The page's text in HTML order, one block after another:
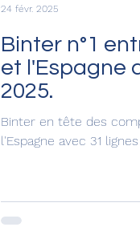
Binter n°1
et l'Espagne
2025.
Binter en tête des
l'Espagne avec 31
24 févr. 2025